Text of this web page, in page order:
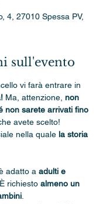
4, 27010 Spessa PV,
sull'evento
vi farà entrare in
Ma, attenzione, non
non sarete arrivati fino
avete scelto!
nella quale la storia
adatto a adulti e
È richiesto almeno un